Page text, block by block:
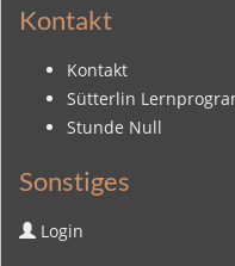
Kontakt
Kontakt
Sütterlin
Stunde Null
Sonstiges
Login